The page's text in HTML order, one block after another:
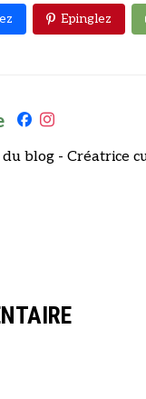
Epinglez
du blog - Créatrice